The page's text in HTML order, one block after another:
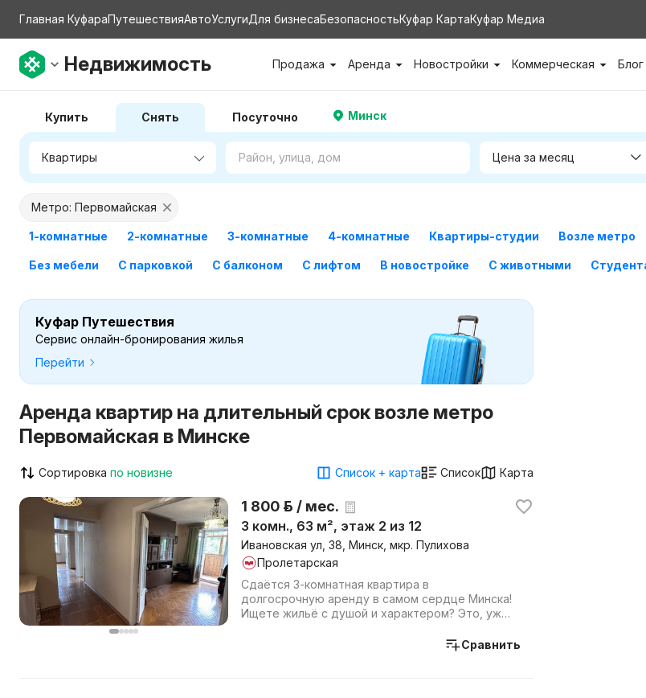
Главная КуфараПутешествияАвтоУслугиДля бизнесаБезопасностьКуфар КартаКуфар Медиа
Недвижимость Продажа Аренда Новостройки Коммерческая Блог
Купить Снять Посуточно Минск
Цена за месяц
Метро: Первомайская
1-комнатные 2-комнатные 3-комнатные 4-комнатные Квартиры-студии Возле метро
Без мебели С парковкой С балконом С лифтом В новостройке С животными
Куфар Путешествия
Сервис онлайн-бронирования жилья
Перейти
Аренда квартир на длительный срок возле метро
Первомайская в Минске
Сортировка по новизне Список + карта Список Карта
1 800 р. / мес.
3 комн., 63 м², этаж 2 из 12
Ивановская ул, 38, Минск, мкр. Пулихова
Пролетарская
Сдаётся 3-комнатная квартира в
долгосрочную аренду в самом сердце Минска!
Ищете жильё с душой и характером? Это, уже
Сравнить